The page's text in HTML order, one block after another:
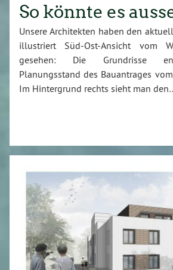
So könnte es
Unsere Architekten haben den
illustriert Süd-Ost-Ansicht vom
gesehen: Die Grundrisse
Planungsstand des Bauantrages
Im Hintergrund rechts sieht man